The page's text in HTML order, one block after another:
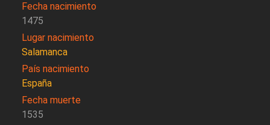
Fecha nacimiento
1475
Lugar nacimiento
Salamanca
País nacimiento
España
Fecha muerte
1535